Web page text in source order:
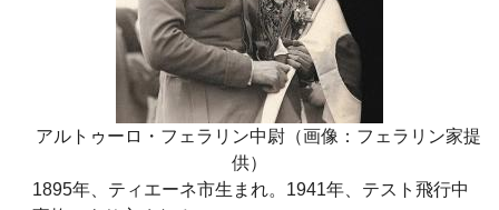
アルトゥーロ・フェラリン中尉（画像：フェラリン家提
供）
1895年、ティエーネ市生まれ。1941年、テスト飛行中